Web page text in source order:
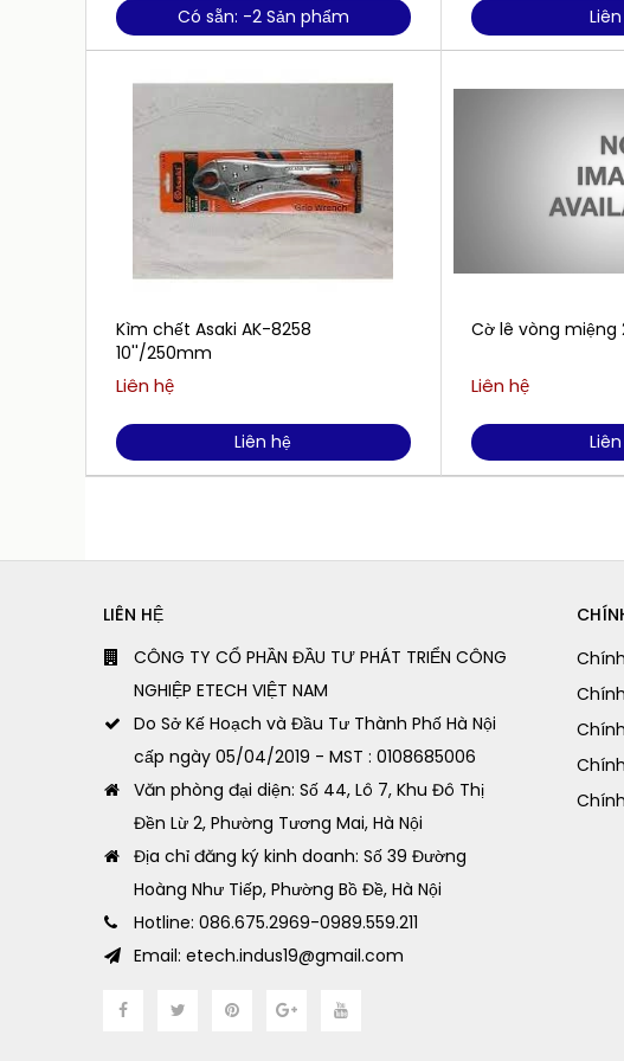
Có sẵn: -2 Sản phẩm
Kìm chết Asaki AK-8258
10''/250mm
Liên hệ
Liên hệ
Cờ lê vòng miệng
Liên hệ
LIÊN HỆ
CÔNG TY CỔ PHẦN ĐẦU TƯ PHÁT TRIỂN CÔNG
NGHIỆP ETECH VIỆT NAM
Do Sở Kế Hoạch và Đầu Tư Thành Phố Hà Nội
cấp ngày 05/04/2019 - MST : 0108685006
Văn phòng đại diện: Số 44, Lô 7, Khu Đô Thị
Đền Lừ 2, Phường Tương Mai, Hà Nội
Địa chỉ đăng ký kinh doanh: Số 39 Đường
Hoàng Như Tiếp, Phường Bồ Đề, Hà Nội
Hotline: 086.675.2969-0989.559.211
Email: etech.indus19@gmail.com